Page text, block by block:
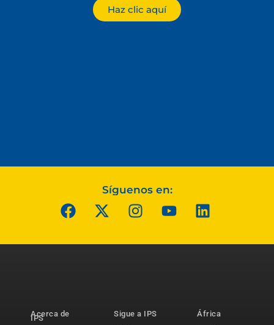
Haz clic aquí
Síguenos en:
Acerca de
IPS
Sigue a IPS
África